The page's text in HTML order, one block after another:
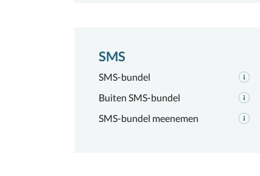
SMS
SMS-bundel
Buiten SMS-bundel
SMS-bundel meenemen